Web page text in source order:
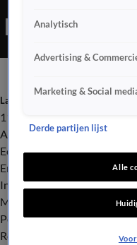
praten over
en niet kon slapen.
Laatste nieuws
112
Advies & Tips
Economie
Entertainment
Infrastructuur
Milieu en Gezondheid
Politiek
Royalty
Analytisch
Advertising &
Marketing & Social
Derde partijen lijst
Alle